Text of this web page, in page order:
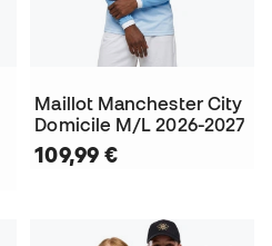
Maillot Manchester City
Domicile M/L 2026-2027
109,99 €